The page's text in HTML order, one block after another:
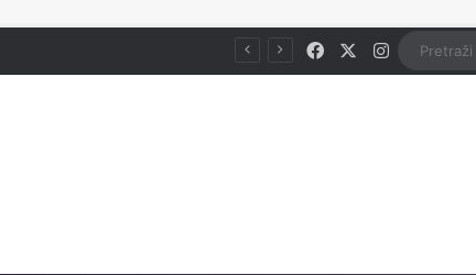
namaza? FacebookInstagram